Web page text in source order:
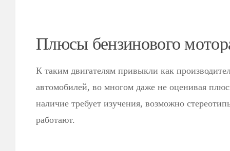
Плюсы бензинового
К таким двигателям привыкли как
автомобилей, во многом даже не оценивая
наличие требует изучения, возможно
работают.